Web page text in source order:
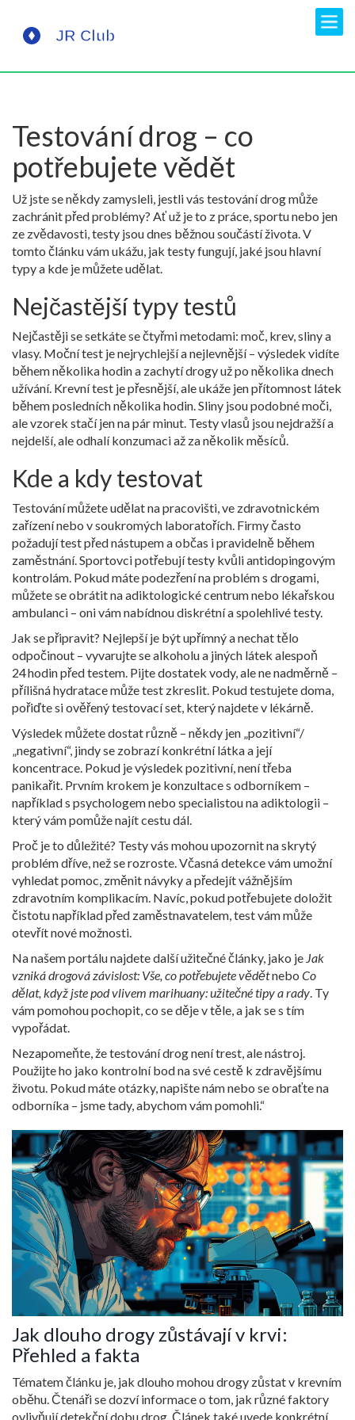
Testování drog – co
potřebujete vědět
Už jste se někdy zamysleli, jestli vás testování drog může
zachránit před problémy? Ať už je to z práce, sportu nebo jen
ze zvědavosti, testy jsou dnes běžnou součástí života. V
tomto článku vám ukážu, jak testy fungují, jaké jsou hlavní
typy a kde je můžete udělat.
Nejčastější typy testů
Nejčastěji se setkáte se čtyřmi metodami: moč, krev, sliny a
vlasy. Moční test je nejrychlejší a nejlevnější – výsledek vidíte
během několika hodin a zachytí drogy už po několika dnech
užívání. Krevní test je přesnější, ale ukáže jen přítomnost látek
během posledních několika hodin. Sliny jsou podobné moči,
ale vzorek stačí jen na pár minut. Testy vlasů jsou nejdražší a
nejdelší, ale odhalí konzumaci až za několik měsíců.
Kde a kdy testovat
Testování můžete udělat na pracovišti, ve zdravotnickém
zařízení nebo v soukromých laboratořích. Firmy často
požadují test před nástupem a občas i pravidelně během
zaměstnání. Sportovci potřebují testy kvůli antidopingovým
kontrolám. Pokud máte podezření na problém s drogami,
můžete se obrátit na adiktologické centrum nebo lékařskou
ambulanci – oni vám nabídnou diskrétní a spolehlivé testy.
Jak se připravit? Nejlepší je být upřímný a nechat tělo
odpočinout – vyvarujte se alkoholu a jiných látek alespoň
24 hodin před testem. Pijte dostatek vody, ale ne nadměrně –
přílišná hydratace může test zkreslit. Pokud testujete doma,
pořiďte si ověřený testovací set, který najdete v lékárně.
Výsledek můžete dostat různě – někdy jen „pozitivní“/
„negativní“, jindy se zobrazí konkrétní látka a její
koncentrace. Pokud je výsledek pozitivní, není třeba
panikařit. Prvním krokem je konzultace s odborníkem –
například s psychologem nebo specialistou na adiktologii –
který vám pomůže najít cestu dál.
Proč je to důležité? Testy vás mohou upozornit na skrytý
problém dříve, než se rozroste. Včasná detekce vám umožní
vyhledat pomoc, změnit návyky a předejít vážnějším
zdravotním komplikacím. Navíc, pokud potřebujete doložit
čistotu například před zaměstnavatelem, test vám může
otevřít nové možnosti.
Na našem portálu najdete další užitečné články, jako je Jak
vzniká drogová závislost: Vše, co potřebujete vědětnebo Co
dělat, když jste pod vlivem marihuany: užitečné tipy a rady. Ty
vám pomohou pochopit, co se děje v těle, a jak se s tím
vypořádat.
Nezapomeňte, že testování drog není trest, ale nástroj.
Použijte ho jako kontrolní bod na své cestě k zdravějšímu
životu. Pokud máte otázky, napište nám nebo se obraťte na
odborníka – jsme tady, abychom vám pomohli.“
Jak dlouho drogy zůstávají v krvi:
Přehled a fakta
Tématem článku je, jak dlouho mohou drogy zůstat v krevním
oběhu. Čtenáři se dozví informace o tom, jak různé faktory
ovlivňují detekční dobu drog. Článek také uvede konkrétní